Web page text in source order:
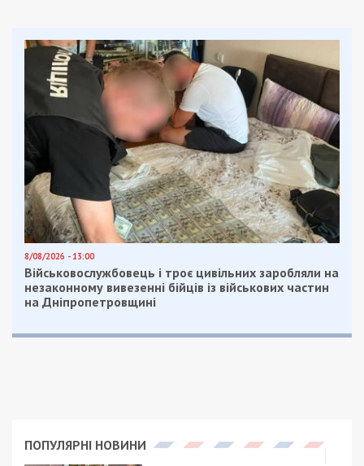
8/08/2026 - 13:00
Військовослужбовець і троє цивільних заробляли на
незаконному вивезенні бійців із військових частин
на Дніпропетровщині
ПОПУЛЯРНІ НОВИНИ